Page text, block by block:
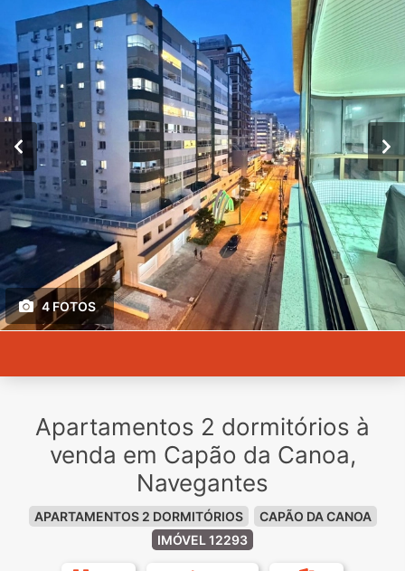
4 FOTOS
Apartamentos 2 dormitórios à
venda em Capão da Canoa,
Navegantes
APARTAMENTOS 2 DORMITÓRIOS
CAPÃO DA CANOA
IMÓVEL 12293